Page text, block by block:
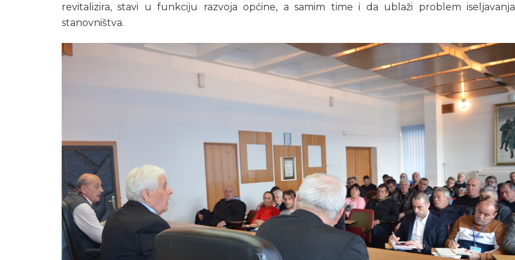
revitalizira, stavi u funkciju razvoja općine, a samim time i da ublaži problem iseljavanja
stanovništva.